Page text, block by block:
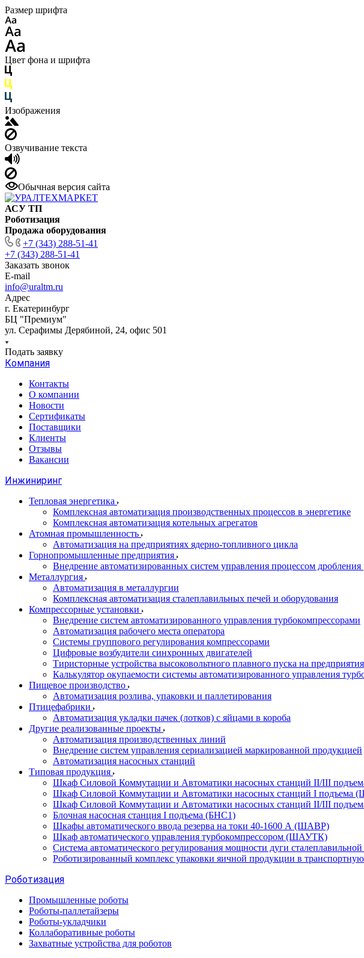
Размер шрифта
Цвет фона и шрифта
Изображения
Озвучивание текста
Обычная версия сайта
АСУ ТП
Роботизация
Продажа оборудования
+7 (343) 288-51-41
+7 (343) 288-51-41
Заказать звонок
E-mail
info@uraltm.ru
Адрес
г. Екатеринбург
БЦ "Премиум"
ул. Серафимы Дерябиной, 24, офис 501
Подать заявку
Компания
Контакты
О компании
Новости
Сертификаты
Поставщики
Клиенты
Отзывы
Вакансии
Инжиниринг
Тепловая энергетика
Комплексная автоматизация производственных процессов в энергетике
Комплексная автоматизация котельных агрегатов
Атомная промышленность
Автоматизация на предприятиях ядерно-топливного цикла
Горнопромышленные предприятия
Внедрение автоматизированных систем управления процессом дробления
Металлургия
Автоматизация в металлургии
Комплексная автоматизация сталеплавильных печей и оборудования
Компрессорные установки
Внедрение систем автоматизированного управления турбокомпрессорами
Автоматизация рабочего места оператора
Системы группового регулирования компрессорами
Цифровые возбудители синхронных двигателей
Тиристорные устройства высоковольтного плавного пуска на
Калькулятор окупаемости системы автоматизированного управления
Пищевое производство
Автоматизация розлива, упаковки и паллетирования
Птицефабрики
Автоматизация укладки пачек (лотков) с яйцами в короба
Другие реализованные проекты
Автоматизация производственных линий
Внедрение систем управления сериализацией маркированной продукцией
Автоматизация насосных станций
Типовая продукция
Шкаф Силовой Коммутации и Автоматики насосных станций II/III
Шкаф Силовой Коммутации и Автоматики насосных станций I подъема
Шкаф Силовой Коммутации и Автоматики насосных станций II/III
Блочная насосная станция I подъема (БНС1)
Шкафы автоматического ввода резерва на токи 40-1600 А (ШАВР)
Шкаф автоматического управления турбокомпрессором (ШАУТК)
Система автоматического регулирования мощности дуги
Роботизированный комплекс упаковки яичной продукции в
Роботизация
Промышленные роботы
Роботы-паллетайзеры
Роботы-укладчики
Коллаборативные роботы
Захватные устройства для роботов